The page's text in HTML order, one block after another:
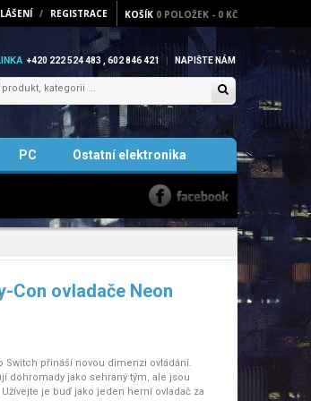
/ REGISTRACE KOŠÍK 0 POLOŽEK - 0 KČ
+420 222 524 483 , 602 846 421 NAPIŠTE NÁM
PC Ostatní elektronika
Con ovladače Neon
Switch přináší novou dimenzi ovládání.
dohromady jako sehraný tým, ale jsou
je buď jako jeden herní ovladač za